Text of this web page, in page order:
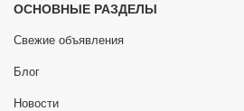
ОСНОВНЫЕ РАЗДЕЛЫ
Свежие объявления
Блог
Новости